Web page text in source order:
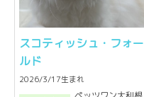
スコティッシュ・フォー
ルド
2026/3/17生まれ